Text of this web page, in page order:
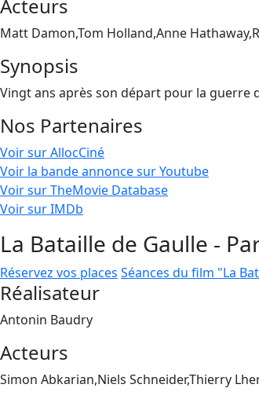
Acteurs
Matt Damon,Tom Holland,Anne
Synopsis
Vingt ans après son départ pour la guerre
Nos Partenaires
Voir sur AllocCiné
Voir la bande annonce sur Youtube
Voir sur TheMovie Database
Voir sur IMDb
La Bataille de Gaulle -
Réservez vos places Séances du film "La
Réalisateur
Antonin Baudry
Acteurs
Simon Abkarian,Niels Schneider,Thierry